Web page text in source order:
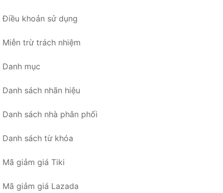
Điều khoản sử dụng
Miễn trừ trách nhiệm
Danh mục
Danh sách nhãn hiệu
Danh sách nhà phân phối
Danh sách từ khóa
Mã giảm giá Tiki
Mã giảm giá Lazada